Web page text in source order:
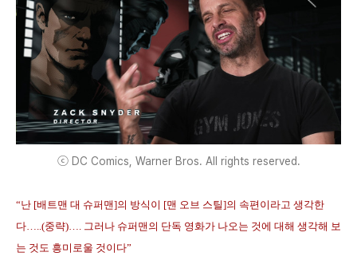
ⓒ DC Comics, Warner Bros. All rights reserved.
“난 [배트맨 대 슈퍼맨]의 방식이 [맨 오브 스틸]의 속편이라고 생각한
다…..(중략)…. 그러나 슈퍼맨의 단독 영화가 나오는 것에 대해 생각해 보
는 것도 흥미로울 것이다”